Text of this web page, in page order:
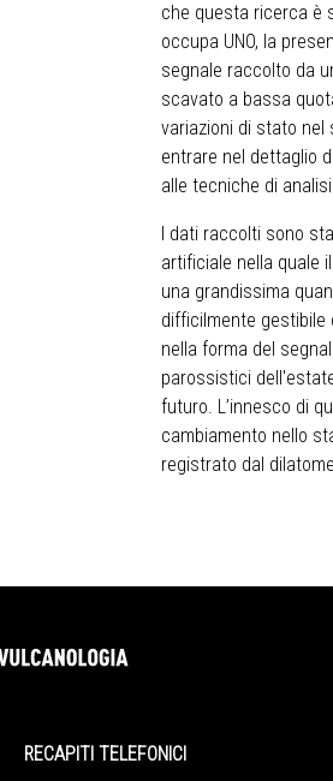
che questa ricerca è
occupa UNO, la
segnale raccolto da
scavato a bassa
variazioni di stato nel
entrare nel dettaglio
alle tecniche di
I dati raccolti sono
artificiale nella quale
una grandissima
difficilmente gestibile
nella forma del
parossistici
futuro. L’innesco di
cambiamento nello
registrato dal
RECAPITI TELEFONICI